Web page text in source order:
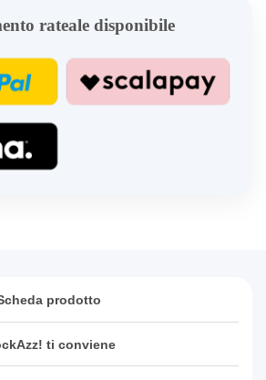
rateale disponibile
prodotto
ti conviene